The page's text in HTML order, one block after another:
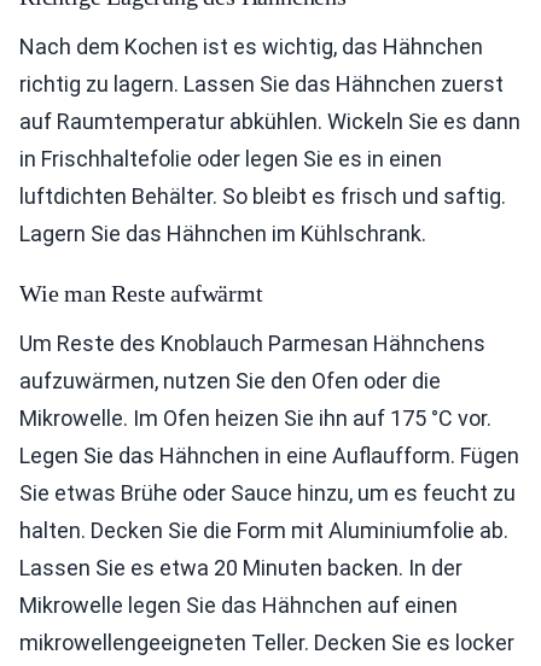
Nach dem Kochen ist es wichtig, das Hähnchen
richtig zu lagern. Lassen Sie das Hähnchen zuerst
auf Raumtemperatur abkühlen. Wickeln Sie es dann
in Frischhaltefolie oder legen Sie es in einen
luftdichten Behälter. So bleibt es frisch und saftig.
Lagern Sie das Hähnchen im Kühlschrank.
Wie man Reste aufwärmt
Um Reste des Knoblauch Parmesan Hähnchens
aufzuwärmen, nutzen Sie den Ofen oder die
Mikrowelle. Im Ofen heizen Sie ihn auf 175 °C vor.
Legen Sie das Hähnchen in eine Auflaufform. Fügen
Sie etwas Brühe oder Sauce hinzu, um es feucht zu
halten. Decken Sie die Form mit Aluminiumfolie ab.
Lassen Sie es etwa 20 Minuten backen. In der
Mikrowelle legen Sie das Hähnchen auf einen
mikrowellengeeigneten Teller. Decken Sie es locker